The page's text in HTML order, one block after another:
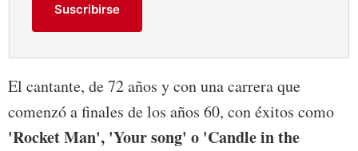
Suscribirse
El cantante, de 72 años y con una carrera que
comenzó a finales de los años 60, con éxitos como
'Rocket Man', 'Your song' o 'Candle in the